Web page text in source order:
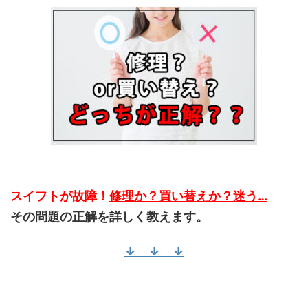
スイフトが故障！ 修理か？買い替えか？迷う…
その問題の正解を詳しく教えます。
↓ ↓ ↓